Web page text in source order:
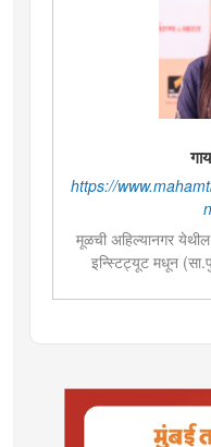
https://
मूळची अहिल्यानगर
इन्स्टिट्यूट मधून
प्रतिनिधी' या पदावर